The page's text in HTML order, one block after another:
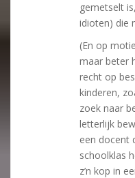
gemetselt
idioten) die
(En op
maar beter
recht op
kinderen,
zoek naar
letterlijk
een docent
schoolklas
z’n kop in